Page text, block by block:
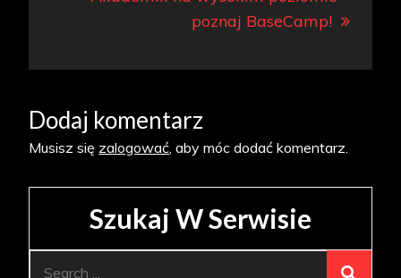
poznaj BaseCamp!
Dodaj komentarz
Musisz się zalogować , aby móc dodać komentarz.
Szukaj W Serwisie